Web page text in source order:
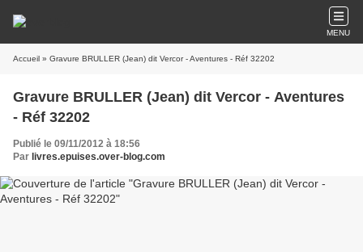
MENU
Accueil » Gravure BRULLER (Jean) dit Vercor - Aventures - Réf 32202
Gravure BRULLER (Jean) dit Vercor - Aventures
- Réf 32202
Publié le 09/11/2012 à 18:56
Par livres.epuises.over-blog.com